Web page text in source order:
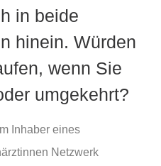
in beide
hinein. Würden
wenn Sie
umgekehrt?
Inhaber eines
Netzwerk